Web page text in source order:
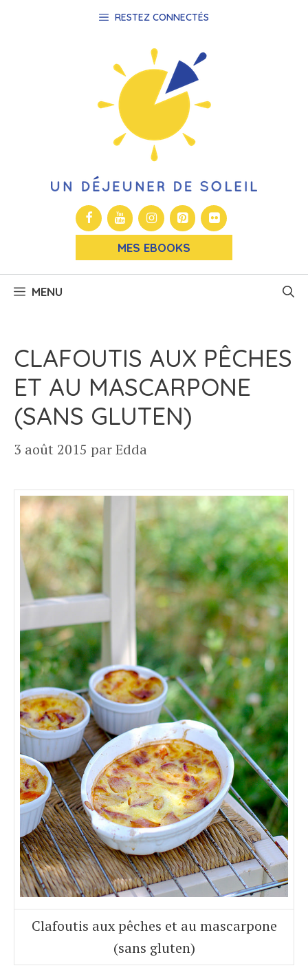
RESTEZ CONNECTÉS
MES EBOOKS
MENU
CLAFOUTIS AUX PÊCHES
ET AU MASCARPONE
(SANS GLUTEN)
3 août 2015 parEdda
Clafoutis aux pêches et au mascarpone
(sans gluten)